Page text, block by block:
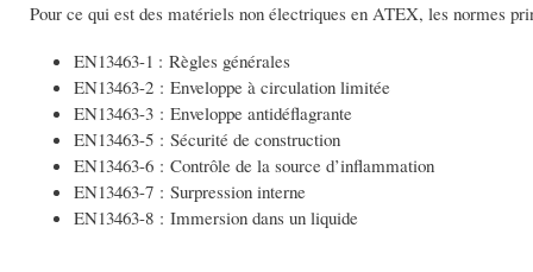
Pour ce qui est des matériels non électriques en ATEX, les normes
EN13463-1 : Règles générales
EN13463-2 : Enveloppe à circulation limitée
EN13463-3 : Enveloppe antidéflagrante
EN13463-5 : Sécurité de construction
EN13463-6 : Contrôle de la source d’inflammation
EN13463-7 : Surpression interne
EN13463-8 : Immersion dans un liquide